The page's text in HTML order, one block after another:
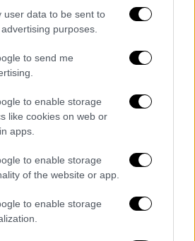
user data to be sent to
purposes.
to send me
to enable storage
like cookies on web or
apps.
to enable storage
of the website or app.
to enable storage